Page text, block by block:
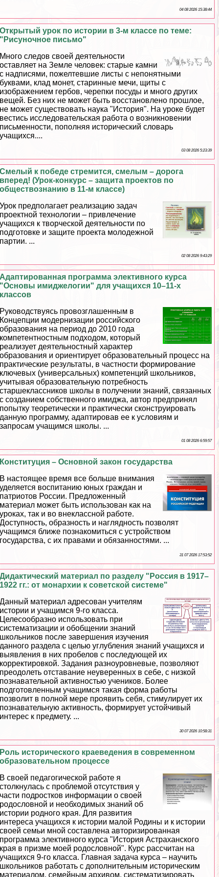
04 08 2026 15:38:44
Открытый урок по истории в 3-м классе по теме:
"Рисуночное письмо"
Много следов своей деятельности
оставляет на Земле человек: старые камни
с надписями, пожелтевшие листы с непонятными
буквами, клад монет, старинные мечи, щиты с
изображением гербов, черепки посуды и много других
вещей. Без них не может быть восстановлено прошлое,
не может существовать наука "История". На уроке будет
вестись исследовательская работа о возникновении
письменности, пополняя исторический словарь
учащихся....
03 08 2026 5:23:39
Смелый к победе стремится, смелым – дорога
вперед! (Урок-конкурс – защита проектов по
обществознанию в 11-м классе)
Урок предполагает реализацию задач
проектной технологии – привлечение
учащихся к творческой деятельности по
подготовке и защите проекта молодежной
партии. ...
02 08 2026 9:43:29
Адаптированная программа элективного курса
"Основы имиджелогии" для учащихся 10–11-х
классов
Руководствуясь провозглашенным в
Концепции модернизации российского
образования на период до 2010 года
компетентностным подходом, который
реализует деятельностный хаpaктер
образования и ориентирует образовательный процесс на
пpaктические результаты, в частности формирование
ключевых (универсальных) компетенций школьников,
учитывая образовательную потребность
старшеклассников школы в получении знаний, связанных
с созданием собственного имиджа, автор предпринял
попытку теоретически и пpaктически сконструировать
данную программу, адаптировав ее к условиям и
запросам учащимся школы. ...
01 08 2026 6:59:57
Конституция – Основной закон государства
В настоящее время все больше внимания
уделяется воспитанию юных граждан и
патриотов России. Предложенный
материал может быть использован как на
уроках, так и во внеклассной работе.
Доступность, образность и наглядность позволят
учащимся ближе познакомиться с устройством
государства, с их правами и обязанностями. ...
31 07 2026 17:53:52
Дидактический материал по разделу "Россия в 1917–
1922 гг.: от монархии к советской системе"
Данный материал адресован учителям
истории и учащимся 9-го класса.
Целесообразно использовать при
систематизации и обобщении знаний
школьников после завершения изучения
данного раздела с целью углубления знаний учащихся и
выявления в них пробелов с последующей их
корректировкой. Задания разноуровневые, позволяют
преодолеть отставание неуверенных в себе, с низкой
познавательной активностью учеников. Более
подготовленным учащимся такая форма работы
позволит в полной мере проявить себя, стимулирует их
познавательную активность, формирует устойчивый
интерес к предмету. ...
30 07 2026 10:58:31
Роль исторического краеведения в современном
образовательном процессе
В своей педагогической работе я
столкнулась с проблемой отсутствия у
части подростков информации о своей
родословной и необходимых знаний об
истории родного края. Для развития
интереса учащихся к истории малой Родины и к истории
своей семьи мной составлена авторизированная
программа элективного курса "История Астpaxaнского
края в призме моей родословной". Курс рассчитан на
учащихся 9-го класса. Главная задача курса – научить
школьников работать с дополнительным историческим
материалом, семейным архивом, систематизировать